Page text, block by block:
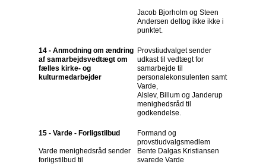
Jacob Bjorholm og Steen
Andersen deltog ikke ikke i
punktet.
14 - Anmodning om ændring
af samarbejdsvedtægt om
fælles kirke- og
kulturmedarbejder
Provstiudvalget sender
udkast til vedtægt for
samarbejde til
personalekonsulenten samt
Varde,
Alslev, Billum og Janderup
menighedsråd til
godkendelse.
15 - Varde - Forligstilbud
Varde menighedsråd sender
forligstilbud til
Formand og
provstiudvalgsmedlem
Bente Dalgas Kristiansen
svarede Varde